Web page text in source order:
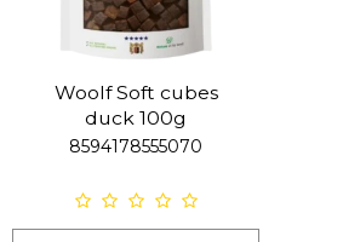
Woolf Soft cubes
duck 100g
8594178555070